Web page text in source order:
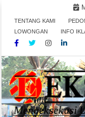
content
TENTANG KAMI
LOWONGAN
INFO